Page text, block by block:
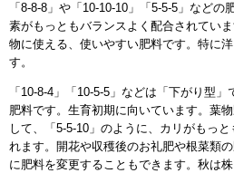
「8-8-8」や「10-10-10」「5-5-5」など
素がもっともバランスよく配合されてい
物に使える、使いやすい肥料です。特に
す。
「10-8-4」「10-5-5」などは「下がり型
肥料です。生育初期に向いています。葉
して、「5-5-10」のように、カリがもっ
れます。開花や収穫後のお礼肥や根菜類
に肥料を変更することもできます。秋は